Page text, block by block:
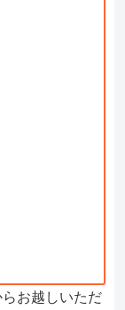
お越しいただ